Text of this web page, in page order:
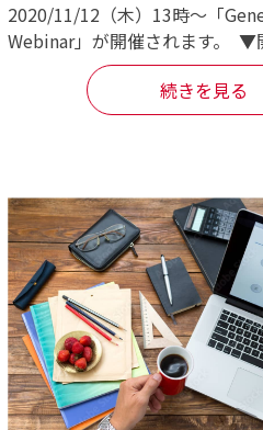
2020/11/12（木）13時～「
Webinar」が開催されます。
続きを見る